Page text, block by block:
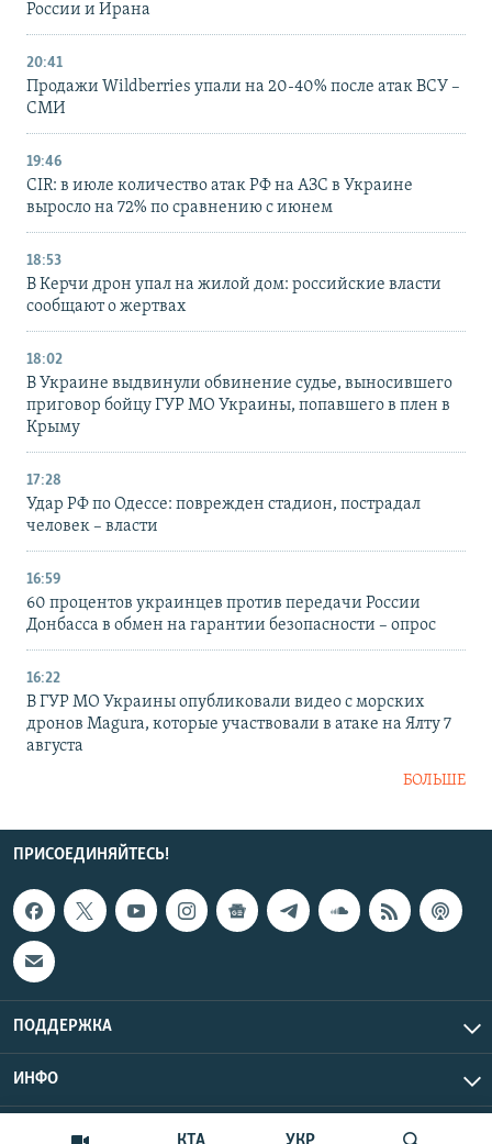
России и Ирана
20:41
Продажи Wildberries упали на 20-40% после атак ВСУ –
СМИ
19:46
CIR: в июле количество атак РФ на АЗС в Украине
выросло на 72% по сравнению с июнем
18:53
В Керчи дрон упал на жилой дом: российские власти
сообщают о жертвах
18:02
В Украине выдвинули обвинение судье, выносившего
приговор бойцу ГУР МО Украины, попавшего в плен в
Крыму
17:28
Удар РФ по Одессе: поврежден стадион, пострадал
человек – власти
16:59
60 процентов украинцев против передачи России
Донбасса в обмен на гарантии безопасности – опрос
16:22
В ГУР МО Украины опубликовали видео с морских
дронов Magura, которые участвовали в атаке на Ялту 7
августа
БОЛЬШЕ
ПРИСОЕДИНЯЙТЕСЬ!
ПОДДЕРЖКА
ИНФО
Copyright Крым.Реалии, 2026 | Все права защищены.
UTC+3